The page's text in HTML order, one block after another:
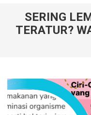
SERING
TERATUR?